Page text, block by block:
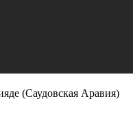
(Саудовская Аравия)